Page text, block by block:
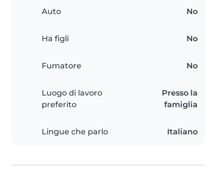
Auto No
Ha figli No
Fumatore No
Luogo di lavoro
preferito
Presso la
famiglia
Lingue che parlo Italiano